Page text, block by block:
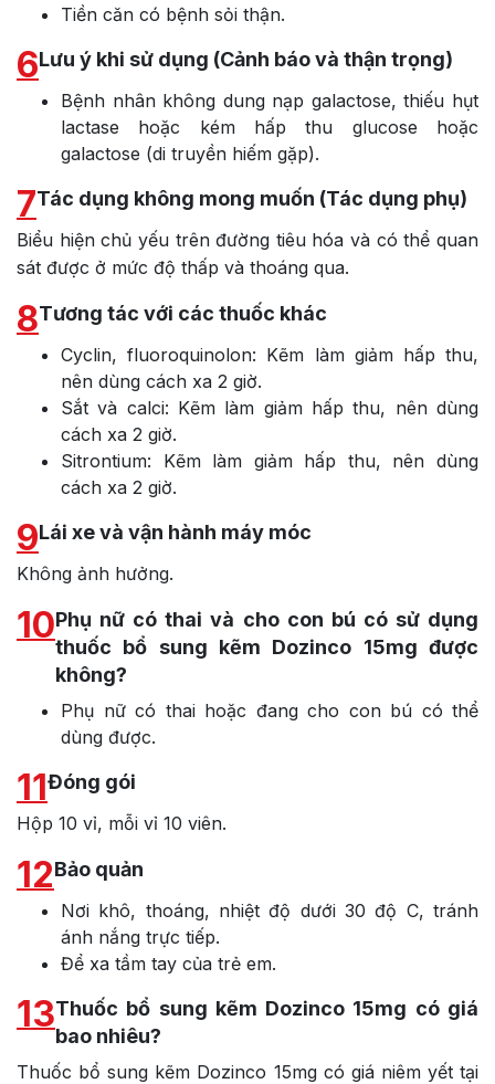
Tiền căn có bệnh sỏi thận.
6Lưu ý khi sử dụng (Cảnh báo và thận trọng)
Bệnh nhân không dung nạp galactose, thiếu hụt
lactase hoặc kém hấp thu glucose hoặc
galactose (di truyền hiếm gặp).
7Tác dụng không mong muốn (Tác dụng phụ)
Biểu hiện chủ yếu trên đường tiêu hóa và có thể quan
sát được ở mức độ thấp và thoáng qua.
8Tương tác với các thuốc khác
Cyclin, fluoroquinolon: Kẽm làm giảm hấp thu,
nên dùng cách xa 2 giờ.
Sắt và calci: Kẽm làm giảm hấp thu, nên dùng
cách xa 2 giờ.
Sitrontium: Kẽm làm giảm hấp thu, nên dùng
cách xa 2 giờ.
9Lái xe và vận hành máy móc
Không ảnh hưởng.
10Phụ nữ có thai và cho con bú có sử dụng
thuốc bổ sung kẽm Dozinco 15mg được
không?
Phụ nữ có thai hoặc đang cho con bú có thể
dùng được.
11Đóng gói
Hộp 10 vỉ, mỗi vỉ 10 viên.
12Bảo quản
Nơi khô, thoáng, nhiệt độ dưới 30 độ C, tránh
ánh nắng trực tiếp.
Để xa tầm tay của trẻ em.
13Thuốc bổ sung kẽm Dozinco 15mg có giá
bao nhiêu?
Thuốc bổ sung kẽm Dozinco 15mg có giá niêm yết tại